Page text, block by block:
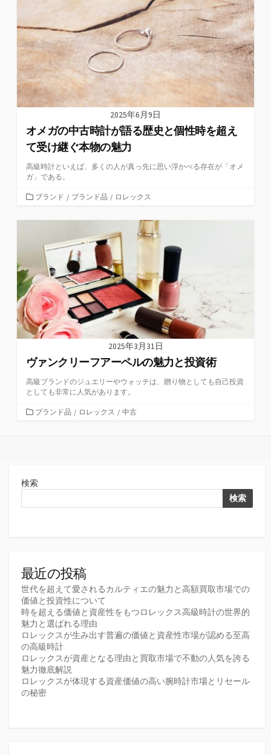
2025年6月9日
オメガの中古時計が語る歴史と個性時を超え
て受け継ぐ本物の魅力
高級時計といえば、多くの人が真っ先に思い浮かべる存在が「オメ
ガ」である。
カ
ゴ
ブランド / ブランド品 / ロレックス
2025年3月31日
ヴァンクリーフアーペルの魅力と投資術
高級ブランドのジュエリーやウォッチは、贈り物としても自己投資
としても非常に人気があります。
カブランド品 / ロレックス / 中古
検索
検索
最近の投稿
世代を超えて愛されるカルティエの魅力と高額買取市場での
価値と投資性について
時を超える価値と資産性をもつロレックス高級時計の世界的
魅力と選ばれる理由
ロレックスが生み出す普遍の価値と資産性市場が認める至高
の高級時計
ロレックスが資産となる理由と買取市場で不動の人気を誇る
魅力徹底解説
ロレックスが体現する資産価値の高い腕時計市場とリセール
の秘密